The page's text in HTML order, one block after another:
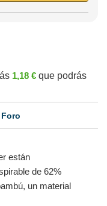
1,18 € que podrás
Foro
están
de 62%
un material